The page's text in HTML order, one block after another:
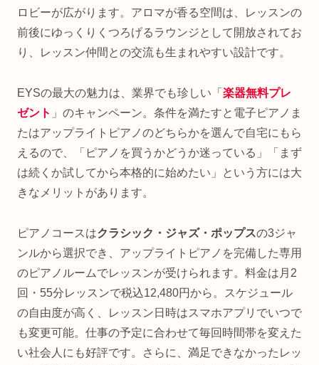
ロビーが広がります。アロマが香る空間は、レッスンの
前後にゆっくりくつろげるラウンジとして開放されてお
り、レッスン仲間との交流も生まれやすい設計です。
EYSの最大の魅力は、業界でも珍しい「 楽器無料プレ
ゼント 」のキャンペーン。条件を満たすと電子ピアノま
たはアップライトピアノのどちらかを選んで自宅にもら
えるので、「ピアノを買うかどうか迷っている」「まず
は続くか試してから本格的に始めたい」という方には大
きなメリットがあります。
ピアノコースはクラシック・ジャズ・ポップスの3ジャ
ンルから選択でき、アップライトピアノを完備した専用
のピアノルームでレッスンが受けられます。料金は月2
回・55分レッスンで税込12,480円から。スケジュール
の自由度が高く、レッスン日時はスマホアプリでいつで
も変更可能。仕事の予定に合わせて毎回時間帯を変えた
い社会人にも好評です。さらに、満足できなかったレッ